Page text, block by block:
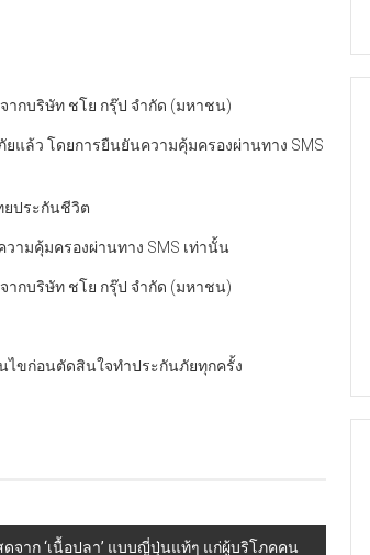
กบริษัท ชโย กรุ๊ป จำกัด (มหาชน)
ล้ว โดยการยืนยันความคุ้มครองผ่านทาง SMS
ประกันชีวิต
มคุ้มครองผ่านทาง SMS เท่านั้น
กบริษัท ชโย กรุ๊ป จำกัด (มหาชน)
ไขก่อนตัดสินใจทำประกันภัยทุกครั้ง
จาก ‘เนื้อปลา’ แบบญี่ปุ่นแท้ๆ แก่ผู้บริโภคคน